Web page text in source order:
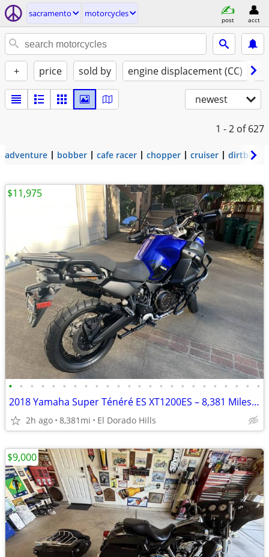
sacramento motorcycles
post acct
+ price sold by engine displacement (CC)
newest
1 - 2 of 627
adventure bobber cafe racer chopper cruiser dirtbike
• • • • • • • • • • • • • • • • • • • • • • • •
2018 Yamaha Super Ténéré ES XT1200ES – 8,381 Miles – Original Owner
2h ago 8,381mi El Dorado Hills
$11,975
$9,000